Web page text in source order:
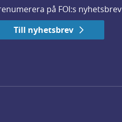
på FOI:s nyhetsbrev
Till nyhetsbrev